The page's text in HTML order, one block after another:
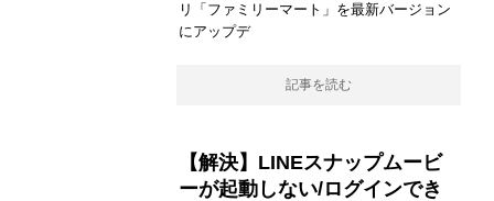
リ「ファミリーマート」を最新バージョン
にアップデ
記事を読む
【解決】LINEスナップムービ
ーが起動しない/ログインでき